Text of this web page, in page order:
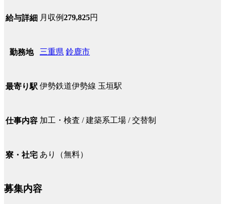
給与詳細 月収例279,825円
勤務地 三重県 鈴鹿市
最寄り駅 伊勢鉄道伊勢線 玉垣駅
仕事内容 加工・検査 / 建築系工場 / 交替制
寮・社宅 あり（無料）
募集内容